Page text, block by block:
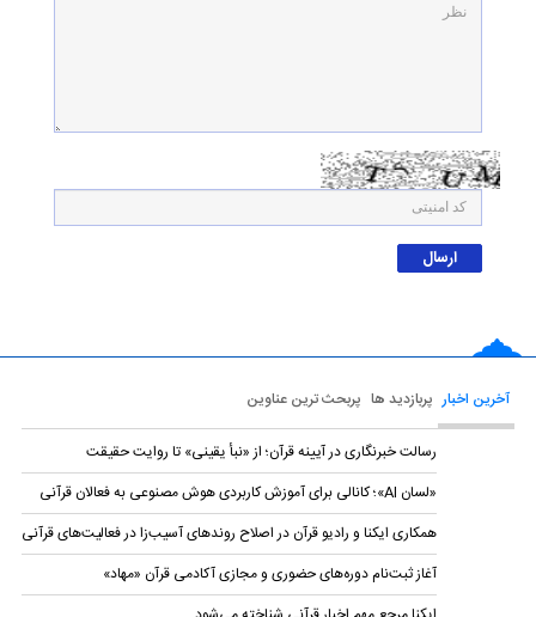
آخرین اخبار پربازدید ها پربحث ترین عناوین
رسالت خبرنگاری در آیینه قرآن؛ از «نبأ یقینی» تا روایت حقیقت
«لسان AI»؛ کانالی برای آموزش کاربردی هوش مصنوعی به فعالان قرآنی
همکاری ایکنا و رادیو قرآن در اصلاح روندهای آسیب‌زا در فعالیت‌های قرآنی
آغاز ثبت‌نام دوره‌های حضوری و مجازی آکادمی قرآن «مهاد»